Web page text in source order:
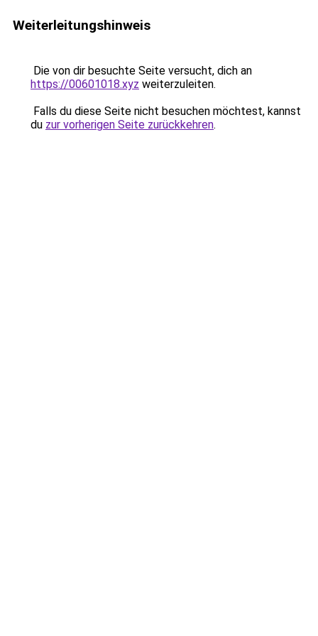
Weiterleitungshinweis
Die von dir besuchte Seite versucht, dich an
https://00601018.xyz weiterzuleiten.
Falls du diese Seite nicht besuchen möchtest, kannst
du zur vorherigen Seite zurückkehren.